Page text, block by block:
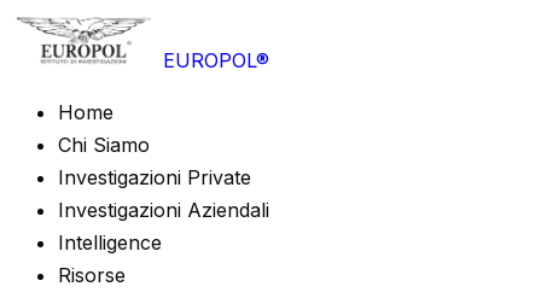
EUROPOL®
Home
Chi Siamo
Investigazioni Private
Investigazioni Aziendali
Intelligence
Risorse